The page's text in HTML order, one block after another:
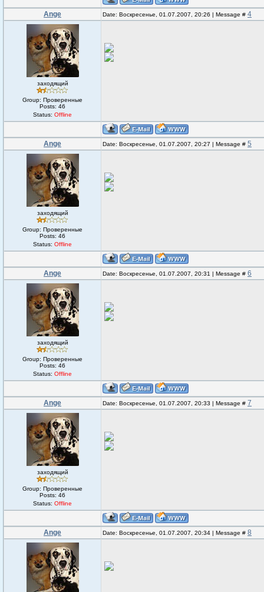
Ange Date: Воскресенье, 01.07.2007, 20:26 | Message # 4
заходящий
Group: Проверенные
Posts: 46
Status: Offline
Ange Date: Воскресенье, 01.07.2007, 20:27 | Message # 5
заходящий
Group: Проверенные
Posts: 46
Status: Offline
Ange Date: Воскресенье, 01.07.2007, 20:31 | Message # 6
заходящий
Group: Проверенные
Posts: 46
Status: Offline
Ange Date: Воскресенье, 01.07.2007, 20:33 | Message # 7
заходящий
Group: Проверенные
Posts: 46
Status: Offline
Ange Date: Воскресенье, 01.07.2007, 20:34 | Message # 8